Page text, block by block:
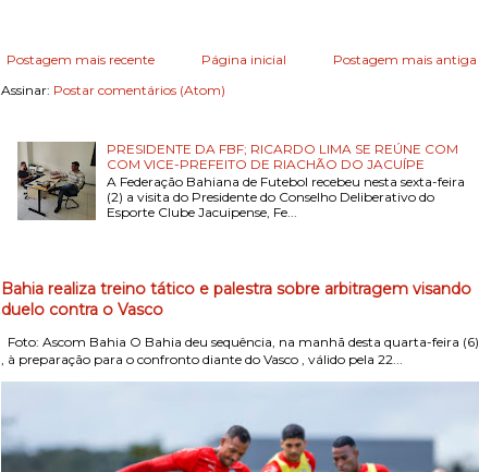
Postagem mais recente Postagem mais antiga
Página inicial
Assinar: Postar comentários (Atom)
PRESIDENTE DA FBF; RICARDO LIMA SE REÚNE COM
COM VICE-PREFEITO DE RIACHÃO DO JACUÍPE
A Federação Bahiana de Futebol recebeu nesta sexta-feira
(2) a visita do Presidente do Conselho Deliberativo do
Esporte Clube Jacuipense, Fe...
Bahia realiza treino tático e palestra sobre arbitragem visando
duelo contra o Vasco
Foto: Ascom Bahia O Bahia deu sequência, na manhã desta quarta-feira (6)
, à preparação para o confronto diante do Vasco , válido pela 22...